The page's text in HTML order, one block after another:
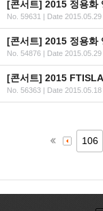
No. 59631 | Date 2015.05.29
No. 54876 | Date 2015.05.29
[콘서트] 2015
No. 56363 | Date 2015.05.18
106